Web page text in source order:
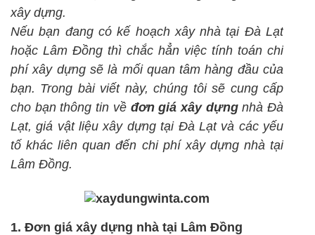
xây dựng.
Nếu bạn đang có kế hoạch xây nhà tại Đà Lạt
hoặc Lâm Đồng thì chắc hẳn việc tính toán chi
phí xây dựng sẽ là mối quan tâm hàng đầu của
bạn. Trong bài viết này, chúng tôi sẽ cung cấp
cho bạn thông tin về đơn giá xây dựngnhà Đà
Lạt, giá vật liệu xây dựng tại Đà Lạt và các yếu
tố khác liên quan đến chi phí xây dựng nhà tại
Lâm Đồng.
1. Đơn giá xây dựng nhà tại Lâm Đồng